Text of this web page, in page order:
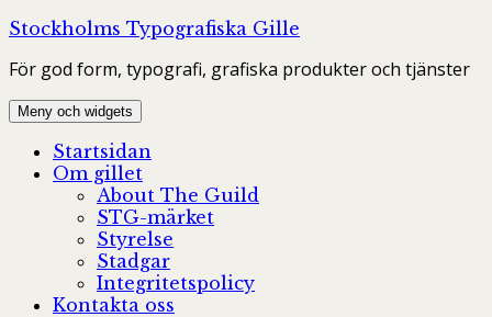
Hoppa
innehåll
Stockholms Typografiska Gille
För god form, typografi, grafiska produkter och tjänster
Meny och widgets
Startsidan
Om gillet
About The Guild
STG-märket
Styrelse
Stadgar
Integritetspolicy
Kontakta oss